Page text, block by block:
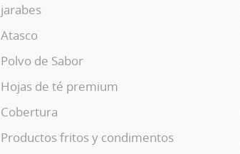
jarabes
Atasco
Polvo de Sabor
Hojas de té premium
Cobertura
Productos fritos y condimentos